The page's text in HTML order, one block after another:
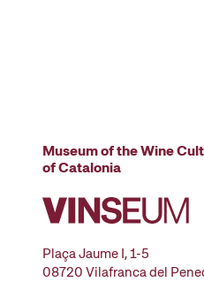
Museum of the Wine
of Catalonia
Plaça Jaume I, 1-5
08720 Vilafranca del